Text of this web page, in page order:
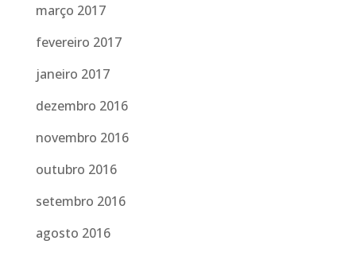
março 2017
fevereiro 2017
janeiro 2017
dezembro 2016
novembro 2016
outubro 2016
setembro 2016
agosto 2016